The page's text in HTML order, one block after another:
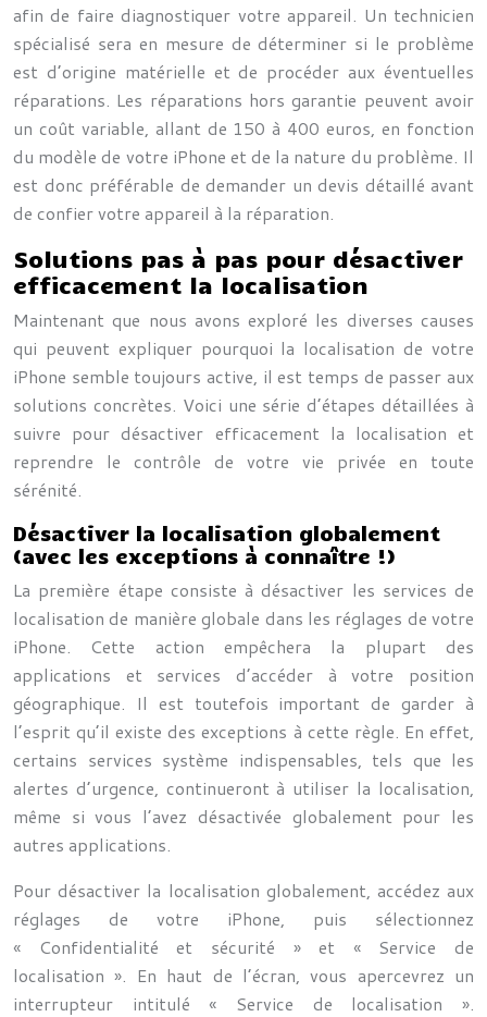
afin de faire diagnostiquer votre appareil. Un technicien
spécialisé sera en mesure de déterminer si le problème
est d’origine matérielle et de procéder aux éventuelles
réparations. Les réparations hors garantie peuvent avoir
un coût variable, allant de 150 à 400 euros, en fonction
du modèle de votre iPhone et de la nature du problème. Il
est donc préférable de demander un devis détaillé avant
de confier votre appareil à la réparation.
Solutions pas à pas pour désactiver
efficacement la localisation
Maintenant que nous avons exploré les diverses causes
qui peuvent expliquer pourquoi la localisation de votre
iPhone semble toujours active, il est temps de passer aux
solutions concrètes. Voici une série d’étapes détaillées à
suivre pour désactiver efficacement la localisation et
reprendre le contrôle de votre vie privée en toute
sérénité.
Désactiver la localisation globalement
(avec les exceptions à connaître !)
La première étape consiste à désactiver les services de
localisation de manière globale dans les réglages de votre
iPhone. Cette action empêchera la plupart des
applications et services d’accéder à votre position
géographique. Il est toutefois important de garder à
l’esprit qu’il existe des exceptions à cette règle. En effet,
certains services système indispensables, tels que les
alertes d’urgence, continueront à utiliser la localisation,
même si vous l’avez désactivée globalement pour les
autres applications.
Pour désactiver la localisation globalement, accédez aux
réglages de votre iPhone, puis sélectionnez
« Confidentialité et sécurité » et « Service de
localisation ». En haut de l’écran, vous apercevrez un
interrupteur intitulé « Service de localisation ».